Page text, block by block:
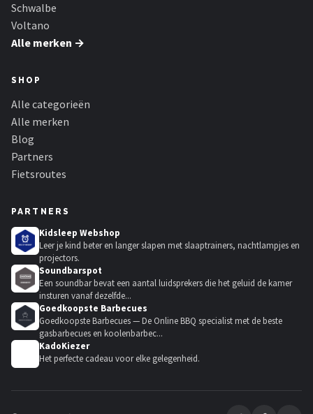
Schwalbe
Voltano
Alle merken →
SHOP
Alle categorieën
Alle merken
Blog
Partners
Fietsroutes
PARTNERS
Kidsleep Webshop
Leer je kind beter en langer slapen met slaaptrainers, nachtlampjes en
projectors.
Soundbarspot
Een soundbar bevat een aantal luidsprekers die het geluid de kamer
insturen vanaf dezelfde...
Goedkoopste Barbecues
Goedkoopste Barbecues — De Online BBQ specialist met de beste
gasbarbecues en koolenbarbec...
KadoKiezer
Het perfecte cadeau voor elke gelegenheid.